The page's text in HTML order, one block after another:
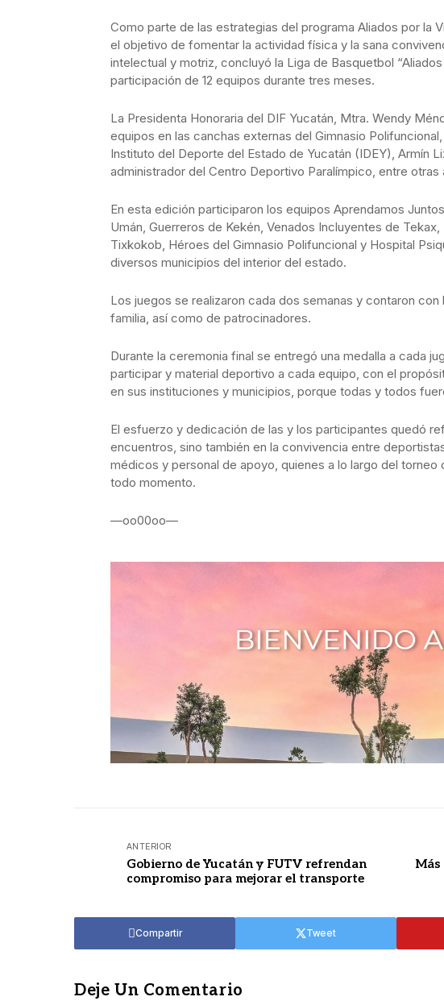
Como parte de las estrategias del programa Aliados por la
el objetivo de fomentar la actividad física y la sana
intelectual y motriz, concluyó la Liga de Basquetbol
participación de 12 equipos durante tres meses.
La Presidenta Honoraria del DIF Yucatán, Mtra. Wendy
equipos en las canchas externas del Gimnasio
Instituto del Deporte del Estado de Yucatán (IDEY), Armín
administrador del Centro Deportivo Paralímpico, entre
En esta edición participaron los equipos Aprendamos
Umán, Guerreros de Kekén, Venados Incluyentes de
Tixkokob, Héroes del Gimnasio Polifuncional y Hospital
diversos municipios del interior del estado.
Los juegos se realizaron cada dos semanas y contaron
familia, así como de patrocinadores.
Durante la ceremonia final se entregó una medalla a cada
participar y material deportivo a cada equipo, con el
en sus instituciones y municipios, porque todas y todos
El esfuerzo y dedicación de las y los participantes quedó
encuentros, sino también en la convivencia entre
médicos y personal de apoyo, quienes a lo largo del torneo
todo momento.
—oo00oo—
ANTERIOR
Gobierno de Yucatán y FUTV refrendan
compromiso para mejorar el transporte
Más
Compartir Tweet
Deje Un Comentario